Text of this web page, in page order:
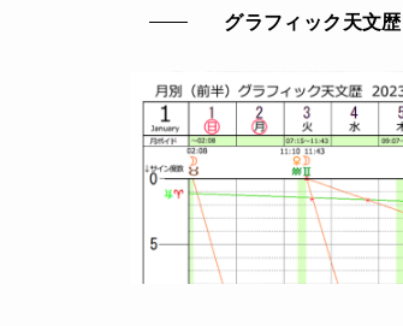
グラフィック天文歴